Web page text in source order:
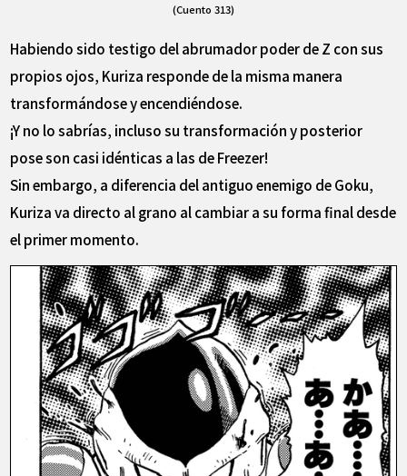
(Cuento 313)
Habiendo sido testigo del abrumador poder de Z con sus
propios ojos, Kuriza responde de la misma manera
transformándose y encendiéndose.
¡Y no lo sabrías, incluso su transformación y posterior
pose son casi idénticas a las de Freezer!
Sin embargo, a diferencia del antiguo enemigo de Goku,
Kuriza va directo al grano al cambiar a su forma final desde
el primer momento.